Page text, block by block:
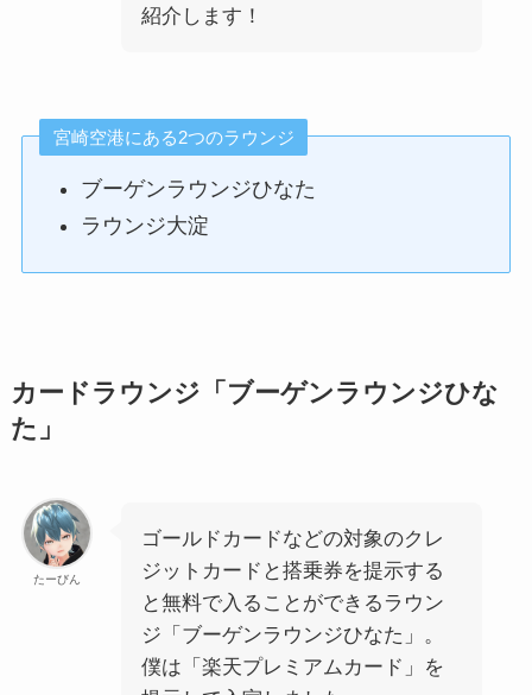
紹介します！
宮崎空港にある2つのラウンジ
ブーゲンラウンジひなた
ラウンジ大淀
カードラウンジ「ブーゲンラウンジひな
た」
たーびん
ゴールドカードなどの対象のクレ
ジットカードと搭乗券を提示する
と無料で入ることができるラウン
ジ「ブーゲンラウンジひなた」。
僕は「楽天プレミアムカード」を